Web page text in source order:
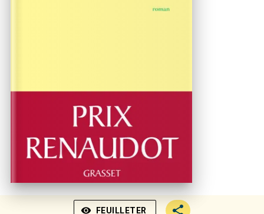
visibility FEUILLETER